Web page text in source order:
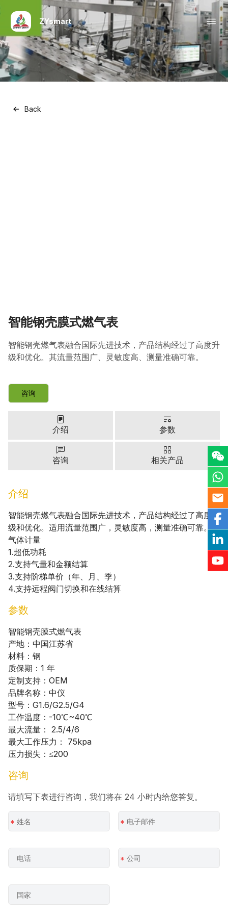
ZYsmart
Back
智能钢壳膜式燃气表
智能钢壳燃气表融合国际先进技术，产品结构经过了高度升
级和优化。其流量范围广、灵敏度高、测量准确可靠。
咨询
介绍 参数
咨询 相关产品
介绍
智能钢壳燃气表融合国际先进技术，产品结构经过了高度升
级和优化。适用流量范围广，灵敏度高，测量准确可靠。
气体计量
1.超低功耗
2.支持气量和金额结算
3.支持阶梯单价（年、月、季）
4.支持远程阀门切换和在线结算
参数
智能钢壳膜式燃气表
产地：中国江苏省
材料：钢
质保期：1 年
定制支持：OEM
品牌名称：中仪
型号：G1.6/G2.5/G4
工作温度：-10℃~40℃
最大流量： 2.5/4/6
最大工作压力： 75kpa
压力损失：≤200
咨询
请填写下表进行咨询，我们将在 24 小时内给您答复。
* *
*